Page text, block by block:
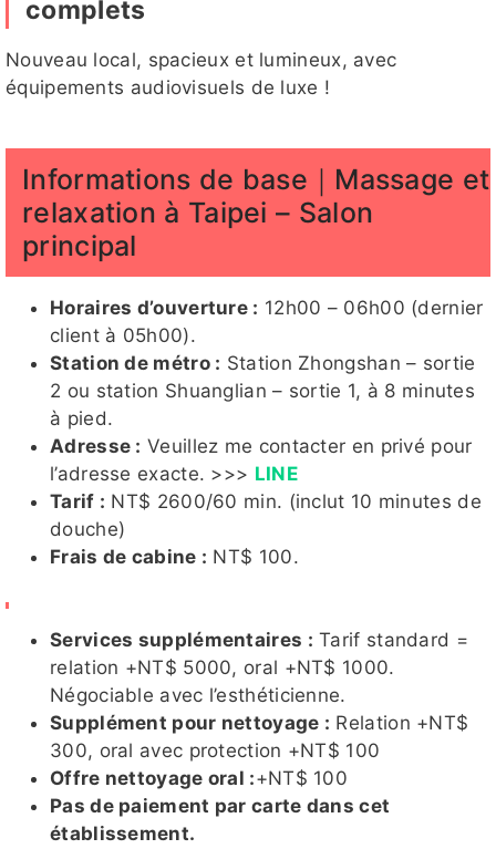
心兒客評 卡妮客評
雙兒客評
姍姍客評
1
Hebe
客評1
芝芝
玉兔 Candy 結依 湘湘
湘湘客評
1
湘湘客評 子涵
孟唯 雪芙 騷仙草
小靜 妍兒 妘熙 雨琦
晴伊 (與
淨漢
complets
Nouveau local, spacieux et lumineux, avec
équipements audiovisuels de luxe !
Informations de base｜Massage et
relaxation à Taipei – Salon
principal
Horaires d’ouverture : 12h00 – 06h00 (dernier
client à 05h00).
Station de métro : Station Zhongshan – sortie
2 ou station Shuanglian – sortie 1, à 8 minutes
à pied.
Adresse : Veuillez me contacter en privé pour
l’adresse exacte. >>> LINE
Tarif : NT$ 2600/60 min. (inclut 10 minutes de
douche)
Frais de cabine : NT$ 100.
Services supplémentaires : Tarif standard =
relation +NT$ 5000, oral +NT$ 1000.
Négociable avec l’esthéticienne.
Supplément pour nettoyage : Relation +NT$
300, oral avec protection +NT$ 100
Offre nettoyage oral :+NT$ 100
Pas de paiement par carte dans cet
établissement.